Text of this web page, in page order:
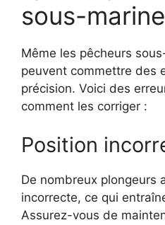
sous-marine
Même les pêcheurs
peuvent commettre des
précision. Voici des
comment les corriger :
Position
De nombreux plongeurs
incorrecte, ce qui
Assurez-vous de